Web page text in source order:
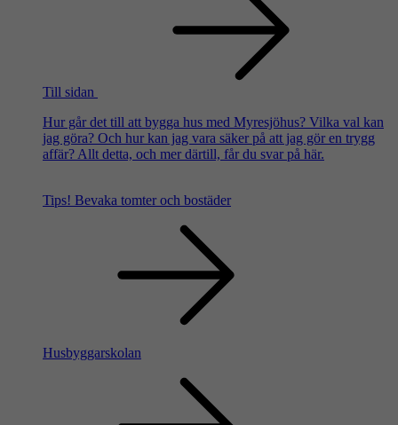
Till sidan
Hur går det till att bygga hus med Myresjöhus? Vilka val kan
jag göra? Och hur kan jag vara säker på att jag gör en trygg
affär? Allt detta, och mer därtill, får du svar på här.
Tips! Bevaka tomter och bostäder
Husbyggarskolan